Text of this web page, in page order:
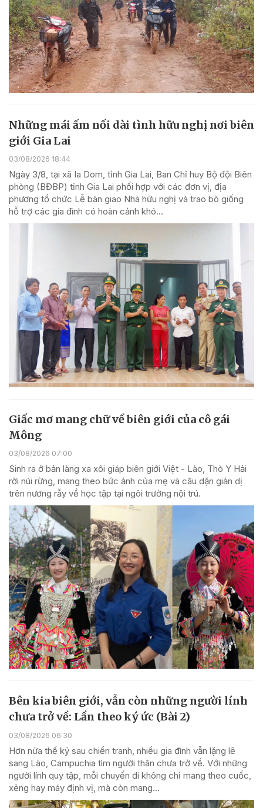
Những mái ấm nối dài tình hữu nghị nơi biên
giới Gia Lai
03/08/2026 18:44
Ngày 3/8, tại xã Ia Dom, tỉnh Gia Lai, Ban Chỉ huy Bộ đội Biên
phòng (BĐBP) tỉnh Gia Lai phối hợp với các đơn vị, địa
phương tổ chức Lễ bàn giao Nhà hữu nghị và trao bò giống
hỗ trợ các gia đình có hoàn cảnh khó...
Giấc mơ mang chữ về biên giới của cô gái
Mông
03/08/2026 07:00
Sinh ra ở bản làng xa xôi giáp biên giới Việt - Lào, Thò Y Hải
rời núi rừng, mang theo bức ảnh của mẹ và câu dặn giản dị
trên nương rẫy về học tập tại ngôi trường nội trú.
Bên kia biên giới, vẫn còn những người lính
chưa trở về: Lần theo ký ức (Bài 2)
03/08/2026 06:30
Hơn nửa thế kỷ sau chiến tranh, nhiều gia đình vẫn lặng lẽ
sang Lào, Campuchia tìm người thân chưa trở về. Với những
người lính quy tập, mỗi chuyến đi không chỉ mang theo cuốc,
xẻng hay máy định vị, mà còn mang...